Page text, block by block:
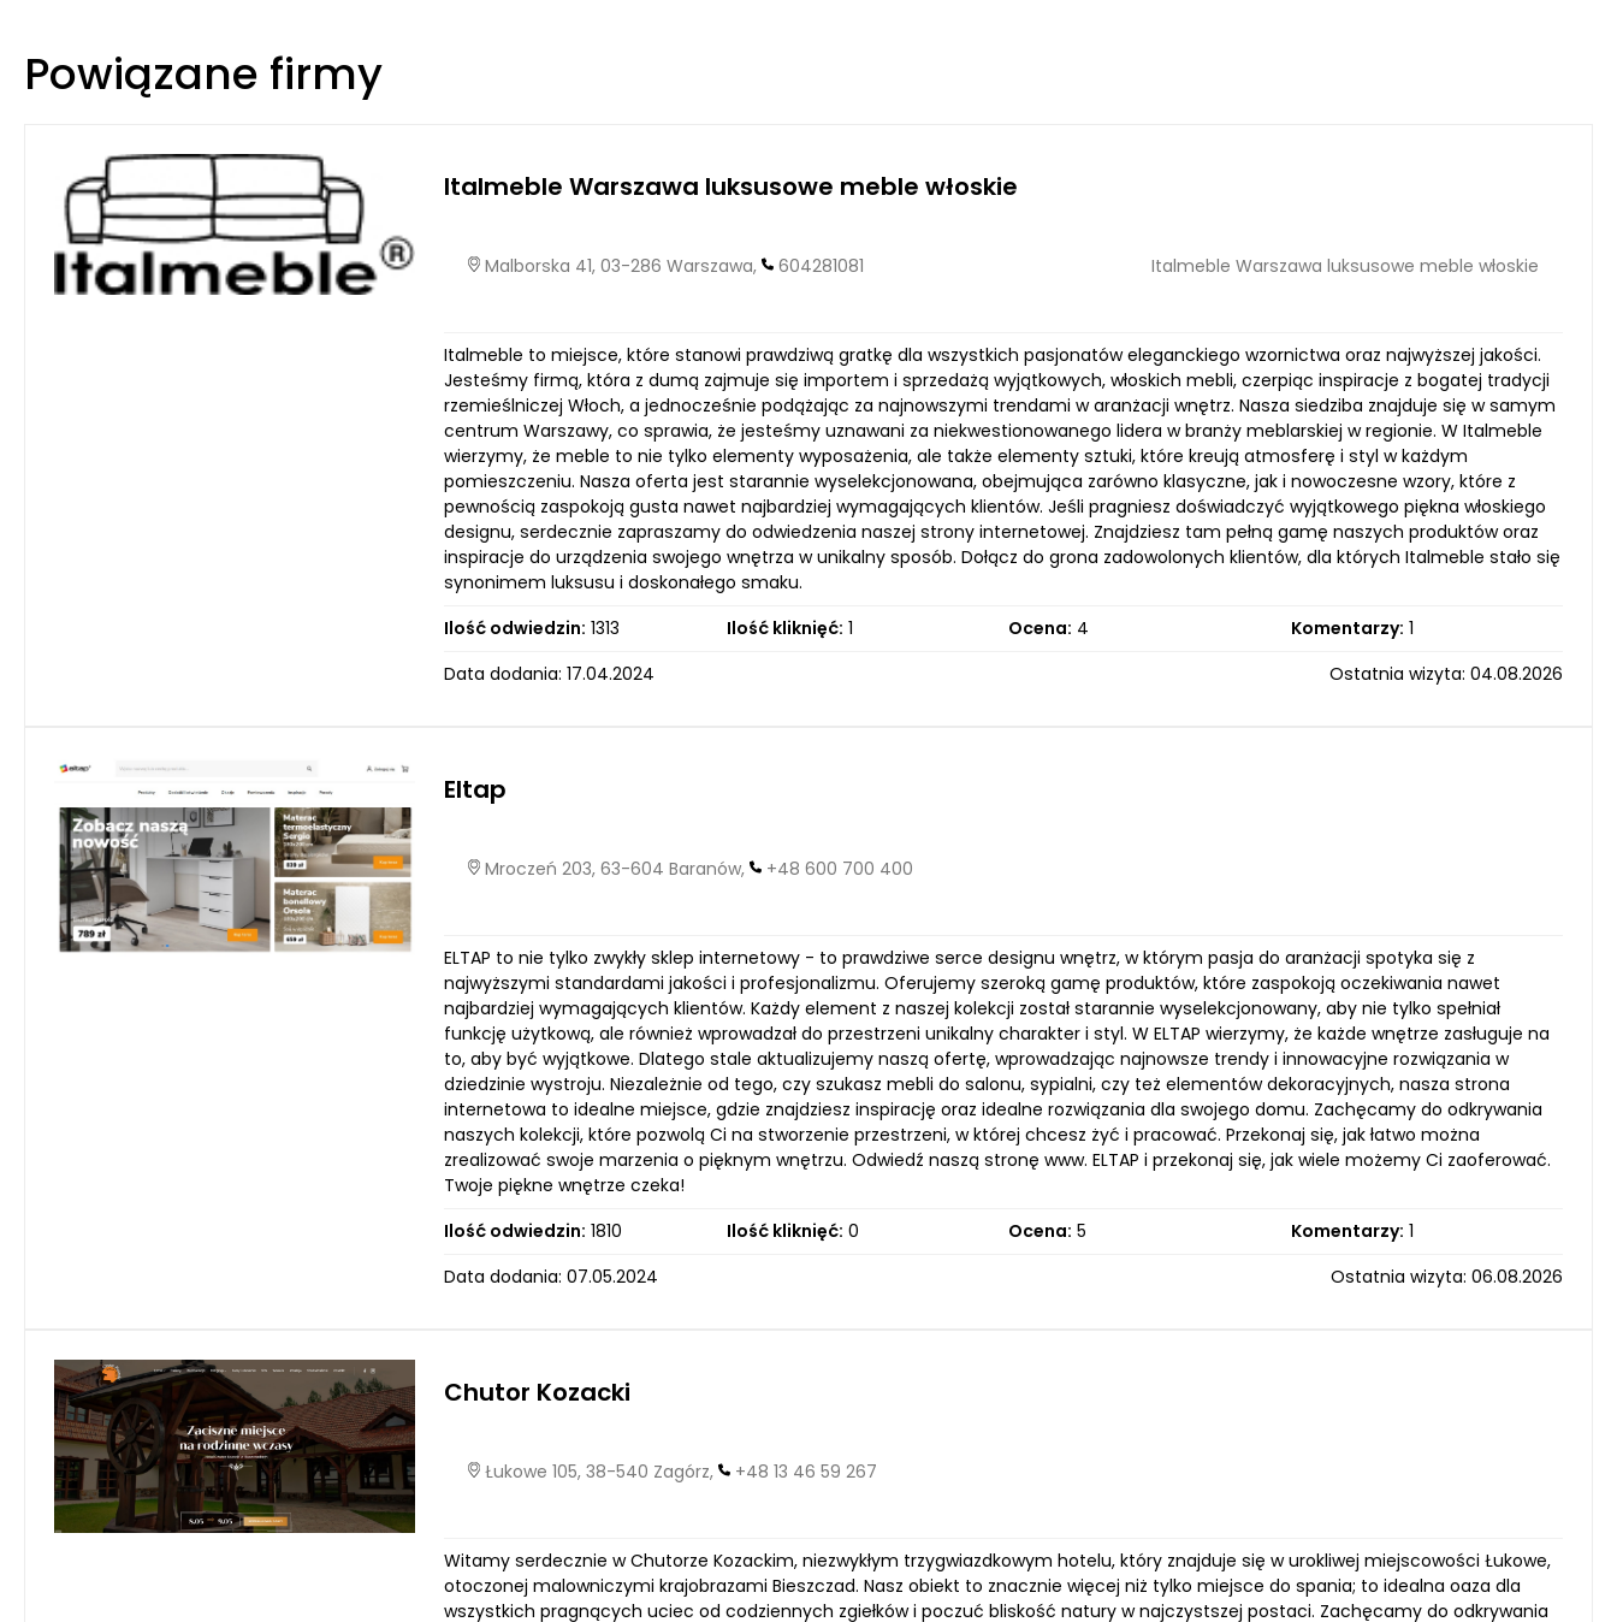
Powiązane firmy
Italmeble Warszawa luksusowe meble włoskie
Malborska 41, 03-286 Warszawa, 604281081 Italmeble Warszawa luksusowe meble włoskie
Italmeble to miejsce, które stanowi prawdziwą gratkę dla wszystkich pasjonatów eleganckiego wzornictwa oraz najwyższej jakości.
Jesteśmy firmą, która z dumą zajmuje się importem i sprzedażą wyjątkowych, włoskich mebli, czerpiąc inspiracje z bogatej tradycji
rzemieślniczej Włoch, a jednocześnie podążając za najnowszymi trendami w aranżacji wnętrz. Nasza siedziba znajduje się w samym
centrum Warszawy, co sprawia, że jesteśmy uznawani za niekwestionowanego lidera w branży meblarskiej w regionie. W Italmeble
wierzymy, że meble to nie tylko elementy wyposażenia, ale także elementy sztuki, które kreują atmosferę i styl w każdym
pomieszczeniu. Nasza oferta jest starannie wyselekcjonowana, obejmująca zarówno klasyczne, jak i nowoczesne wzory, które z
pewnością zaspokoją gusta nawet najbardziej wymagających klientów. Jeśli pragniesz doświadczyć wyjątkowego piękna włoskiego
designu, serdecznie zapraszamy do odwiedzenia naszej strony internetowej. Znajdziesz tam pełną gamę naszych produktów oraz
inspiracje do urządzenia swojego wnętrza w unikalny sposób. Dołącz do grona zadowolonych klientów, dla których Italmeble stało się
synonimem luksusu i doskonałego smaku.
Ilość odwiedzin: 1313 Ilość kliknięć: 1 Ocena: 4 Komentarzy: 1
Data dodania: 17.04.2024
Ostatnia wizyta: 04.08.2026
Eltap
Mroczeń 203, 63-604 Baranów, +48 600 700 400
ELTAP to nie tylko zwykły sklep internetowy - to prawdziwe serce designu wnętrz, w którym pasja do aranżacji spotyka się z
najwyższymi standardami jakości i profesjonalizmu. Oferujemy szeroką gamę produktów, które zaspokoją oczekiwania nawet
najbardziej wymagających klientów. Każdy element z naszej kolekcji został starannie wyselekcjonowany, aby nie tylko spełniał
funkcję użytkową, ale również wprowadzał do przestrzeni unikalny charakter i styl. W ELTAP wierzymy, że każde wnętrze zasługuje na
to, aby być wyjątkowe. Dlatego stale aktualizujemy naszą ofertę, wprowadzając najnowsze trendy i innowacyjne rozwiązania w
dziedzinie wystroju. Niezależnie od tego, czy szukasz mebli do salonu, sypialni, czy też elementów dekoracyjnych, nasza strona
internetowa to idealne miejsce, gdzie znajdziesz inspirację oraz idealne rozwiązania dla swojego domu. Zachęcamy do odkrywania
naszych kolekcji, które pozwolą Ci na stworzenie przestrzeni, w której chcesz żyć i pracować. Przekonaj się, jak łatwo można
zrealizować swoje marzenia o pięknym wnętrzu. Odwiedź naszą stronę www. ELTAP i przekonaj się, jak wiele możemy Ci zaoferować.
Twoje piękne wnętrze czeka!
Ilość odwiedzin: 1810 Ilość kliknięć: 0 Ocena: 5 Komentarzy: 1
Data dodania: 07.05.2024
Ostatnia wizyta: 06.08.2026
Chutor Kozacki
Łukowe 105, 38-540 Zagórz, +48 13 46 59 267
Witamy serdecznie w Chutorze Kozackim, niezwykłym trzygwiazdkowym hotelu, który znajduje się w urokliwej miejscowości Łukowe,
otoczonej malowniczymi krajobrazami Bieszczad. Nasz obiekt to znacznie więcej niż tylko miejsce do spania; to idealna oaza dla
wszystkich pragnących uciec od codziennych zgiełków i poczuć bliskość natury w najczystszej postaci. Zachęcamy do odkrywania